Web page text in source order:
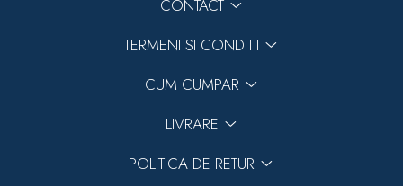
CONTACT
TERMENI SI CONDITII
CUM CUMPAR
LIVRARE
POLITICA DE RETUR